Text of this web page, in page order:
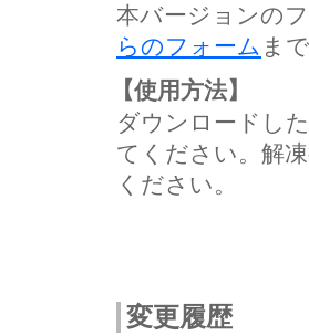
本バージョンの
らのフォーム ま
【使用方法】
ダウンロードし
てください。解
ください。
変更履歴